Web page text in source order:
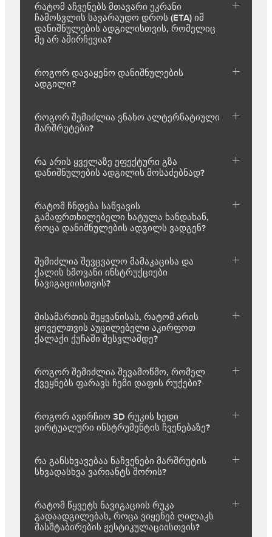
რატომ აჩვენებს მთავარი ეკრანი
ჩამოსვლის სავარაუდო დროს (ETA) იმ
დანიშნულების ადგილისთვის, რომელიც
მე არ ამირჩევია?
როგორ დავაყენო დანიშნულების
ადგილი?
როგორ შემიძლია ვნახო ალტერნატიული
მარშრუტები?
რა არის ყველაზე ეფექტური გზა
დანიშნულების ადგილის მოსაძებნად?
რატომ ჩნდება საწვავის
გამაფრთხილებელი ხატულა ხანდახან,
როცა დანიშნულების ადგილს ვადგენ?
შემიძლია შევცვალო მამაკაცისა და
ქალის ხმოვანი ინსტრუქციები
ნავიგაციისთვის?
მისამართის შეყვანისას, რატომ არის
ყოველთვის აუცილებელი აკირფოთ
ქალაქი ქუჩაში შესვლამდე?
როგორ შემიძლია შევამოწმო, რომელ
ქვეყნებს ფარავს ჩემი დაფის რუქები?
როგორ ავირჩიო 3D რუკის ხედი
ვირტუალური ინსტრუმენტის ჩვენებაზე?
რა განსხვავებაა ნაჩვენები მარშრუტის
სხვადასხვა ვარიანტს შორის?
რატომ წყვეტს ნავიგაციის რუკა
გადაადგილებას, როცა ვიყენებ ღილაკს
მასშტაბირების ჟესტიკულაციისთვის?